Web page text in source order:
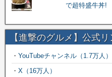
で超特盛牛丼!
【進撃のグルメ】公式
・ YouTubeチャンネル（1.7万人）
・ X（16万人）